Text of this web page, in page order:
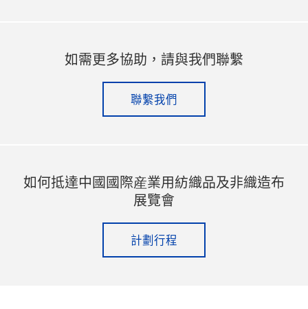
如需更多協助，請與我們聯繫
聯繫我們
如何抵達中國國際産業用紡織品及非織造布
展覽會
計劃行程